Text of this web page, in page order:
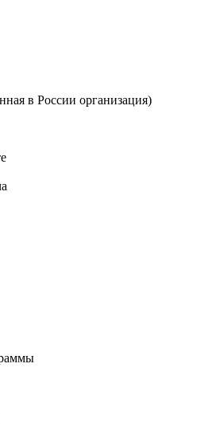
в России организация)